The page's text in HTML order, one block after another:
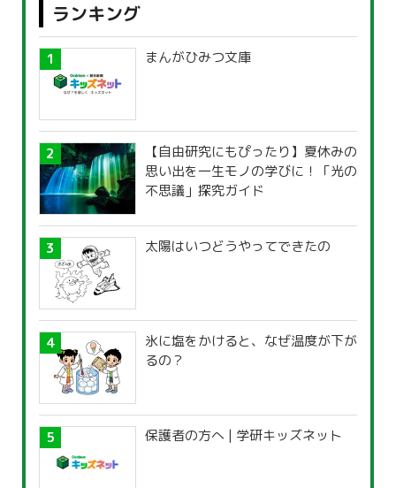
ランキング
まんがひみつ文庫
【自由研究にもぴったり】夏休みの
思い出を一生モノの学びに！「光の
不思議」探究ガイド
太陽はいつどうやってできたの
氷に塩をかけると、なぜ温度が下が
るの？
保護者の方へ | 学研キッズネット